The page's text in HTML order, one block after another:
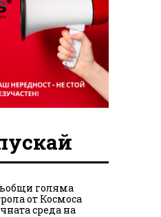
голяма
от Космоса
среда на